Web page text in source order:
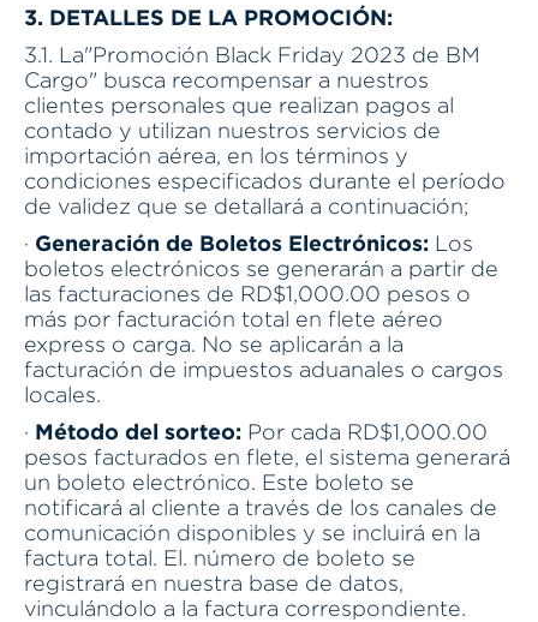
3. DETALLES DE LA PROMOCIÓN:
3.1. La"Promoción Black Friday 2023 de BM
Cargo" busca recompensar a nuestros
clientes personales que realizan pagos al
contado y utilizan nuestros servicios de
importación aérea, en los términos y
condiciones especificados durante el período
de validez que se detallará a continuación;
· Generación de Boletos Electrónicos: Los
boletos electrónicos se generarán a partir de
las facturaciones de RD$1,000.00 pesos o
más por facturación total en flete aéreo
express o carga. No se aplicarán a la
facturación de impuestos aduanales o cargos
locales.
· Método del sorteo: Por cada RD$1,000.00
pesos facturados en flete, el sistema generará
un boleto electrónico. Este boleto se
notificará al cliente a través de los canales de
comunicación disponibles y se incluirá en la
factura total. El. número de boleto se
registrará en nuestra base de datos,
vinculándolo a la factura correspondiente.